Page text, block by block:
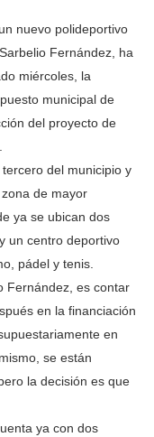
nuevo polideportivo
Fernández, ha
miércoles, la
municipal de
del proyecto de
del municipio y
de mayor
ya se ubican dos
un centro deportivo
pádel y tenis.
Fernández, es contar
en la financiación
en
se están
la decisión es que
ya con dos